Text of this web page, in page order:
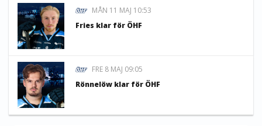
MÅN 11 MAJ 10:53
Fries klar för ÖHF
FRE 8 MAJ 09:05
Rönnelöw klar för ÖHF